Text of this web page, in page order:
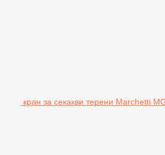
кран за секакви терени Marchetti